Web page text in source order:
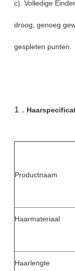
c). Volledige
droog, genoeg
gespleten punten.
1 .
Productnaam
Haarmateriaal
Haarlengte